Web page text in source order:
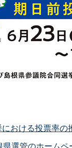
おける投票率の
県選管のホームペ